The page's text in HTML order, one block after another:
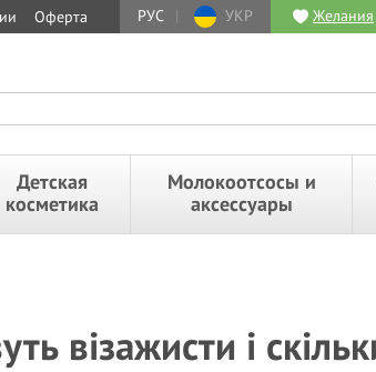
Оферта РУС | УКР Желания
Детская
косметика
Молокоотсосы и
аксессуары
візажисти і